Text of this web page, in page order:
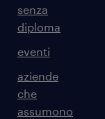
senza
diploma
eventi
aziende
che
assumono